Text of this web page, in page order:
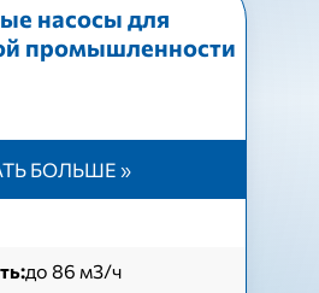
насосы для
промышленности
БОЛЬШЕ »
до 86 м3/ч